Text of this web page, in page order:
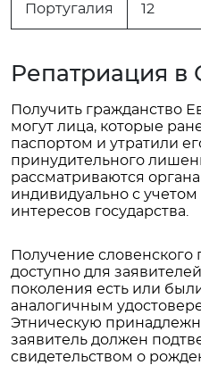
Португалия 12
Репатриация в
Получить гражданство
могут лица, которые
паспортом и утратили
принудительного
рассматриваются
индивидуально с
интересов государства.
Получение словенского
доступно для
поколения есть или
аналогичным
Этническую
заявитель должен
свидетельством о